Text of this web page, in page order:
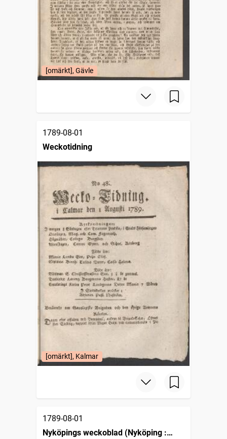
[omärkt], Gävle
1789-08-01
Weckotidning
[omärkt], Kalmar
1789-08-01
Nyköpings weckoblad (Nyköping :